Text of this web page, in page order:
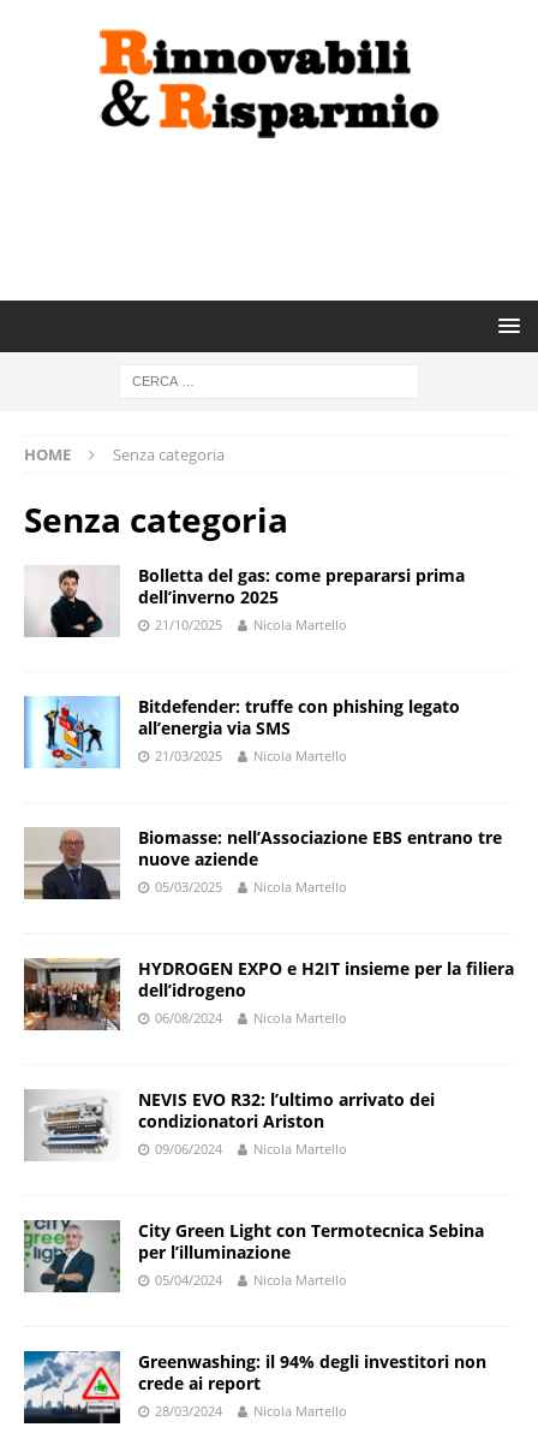
HOME Senza categoria
Senza categoria
Bolletta del gas: come prepararsi prima
dell’inverno 2025
21/10/2025 Nicola Martello
Bitdefender: truffe con phishing legato
all’energia via SMS
21/03/2025 Nicola Martello
Biomasse: nell’Associazione EBS entrano tre
nuove aziende
05/03/2025 Nicola Martello
HYDROGEN EXPO e H2IT insieme per la filiera
dell’idrogeno
06/08/2024 Nicola Martello
NEVIS EVO R32: l’ultimo arrivato dei
condizionatori Ariston
09/06/2024 Nicola Martello
City Green Light con Termotecnica Sebina
per l’illuminazione
05/04/2024 Nicola Martello
Greenwashing: il 94% degli investitori non
crede ai report
28/03/2024 Nicola Martello